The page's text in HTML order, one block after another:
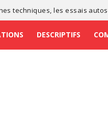
techniques , lesessais autos
DESCRIPTIFS